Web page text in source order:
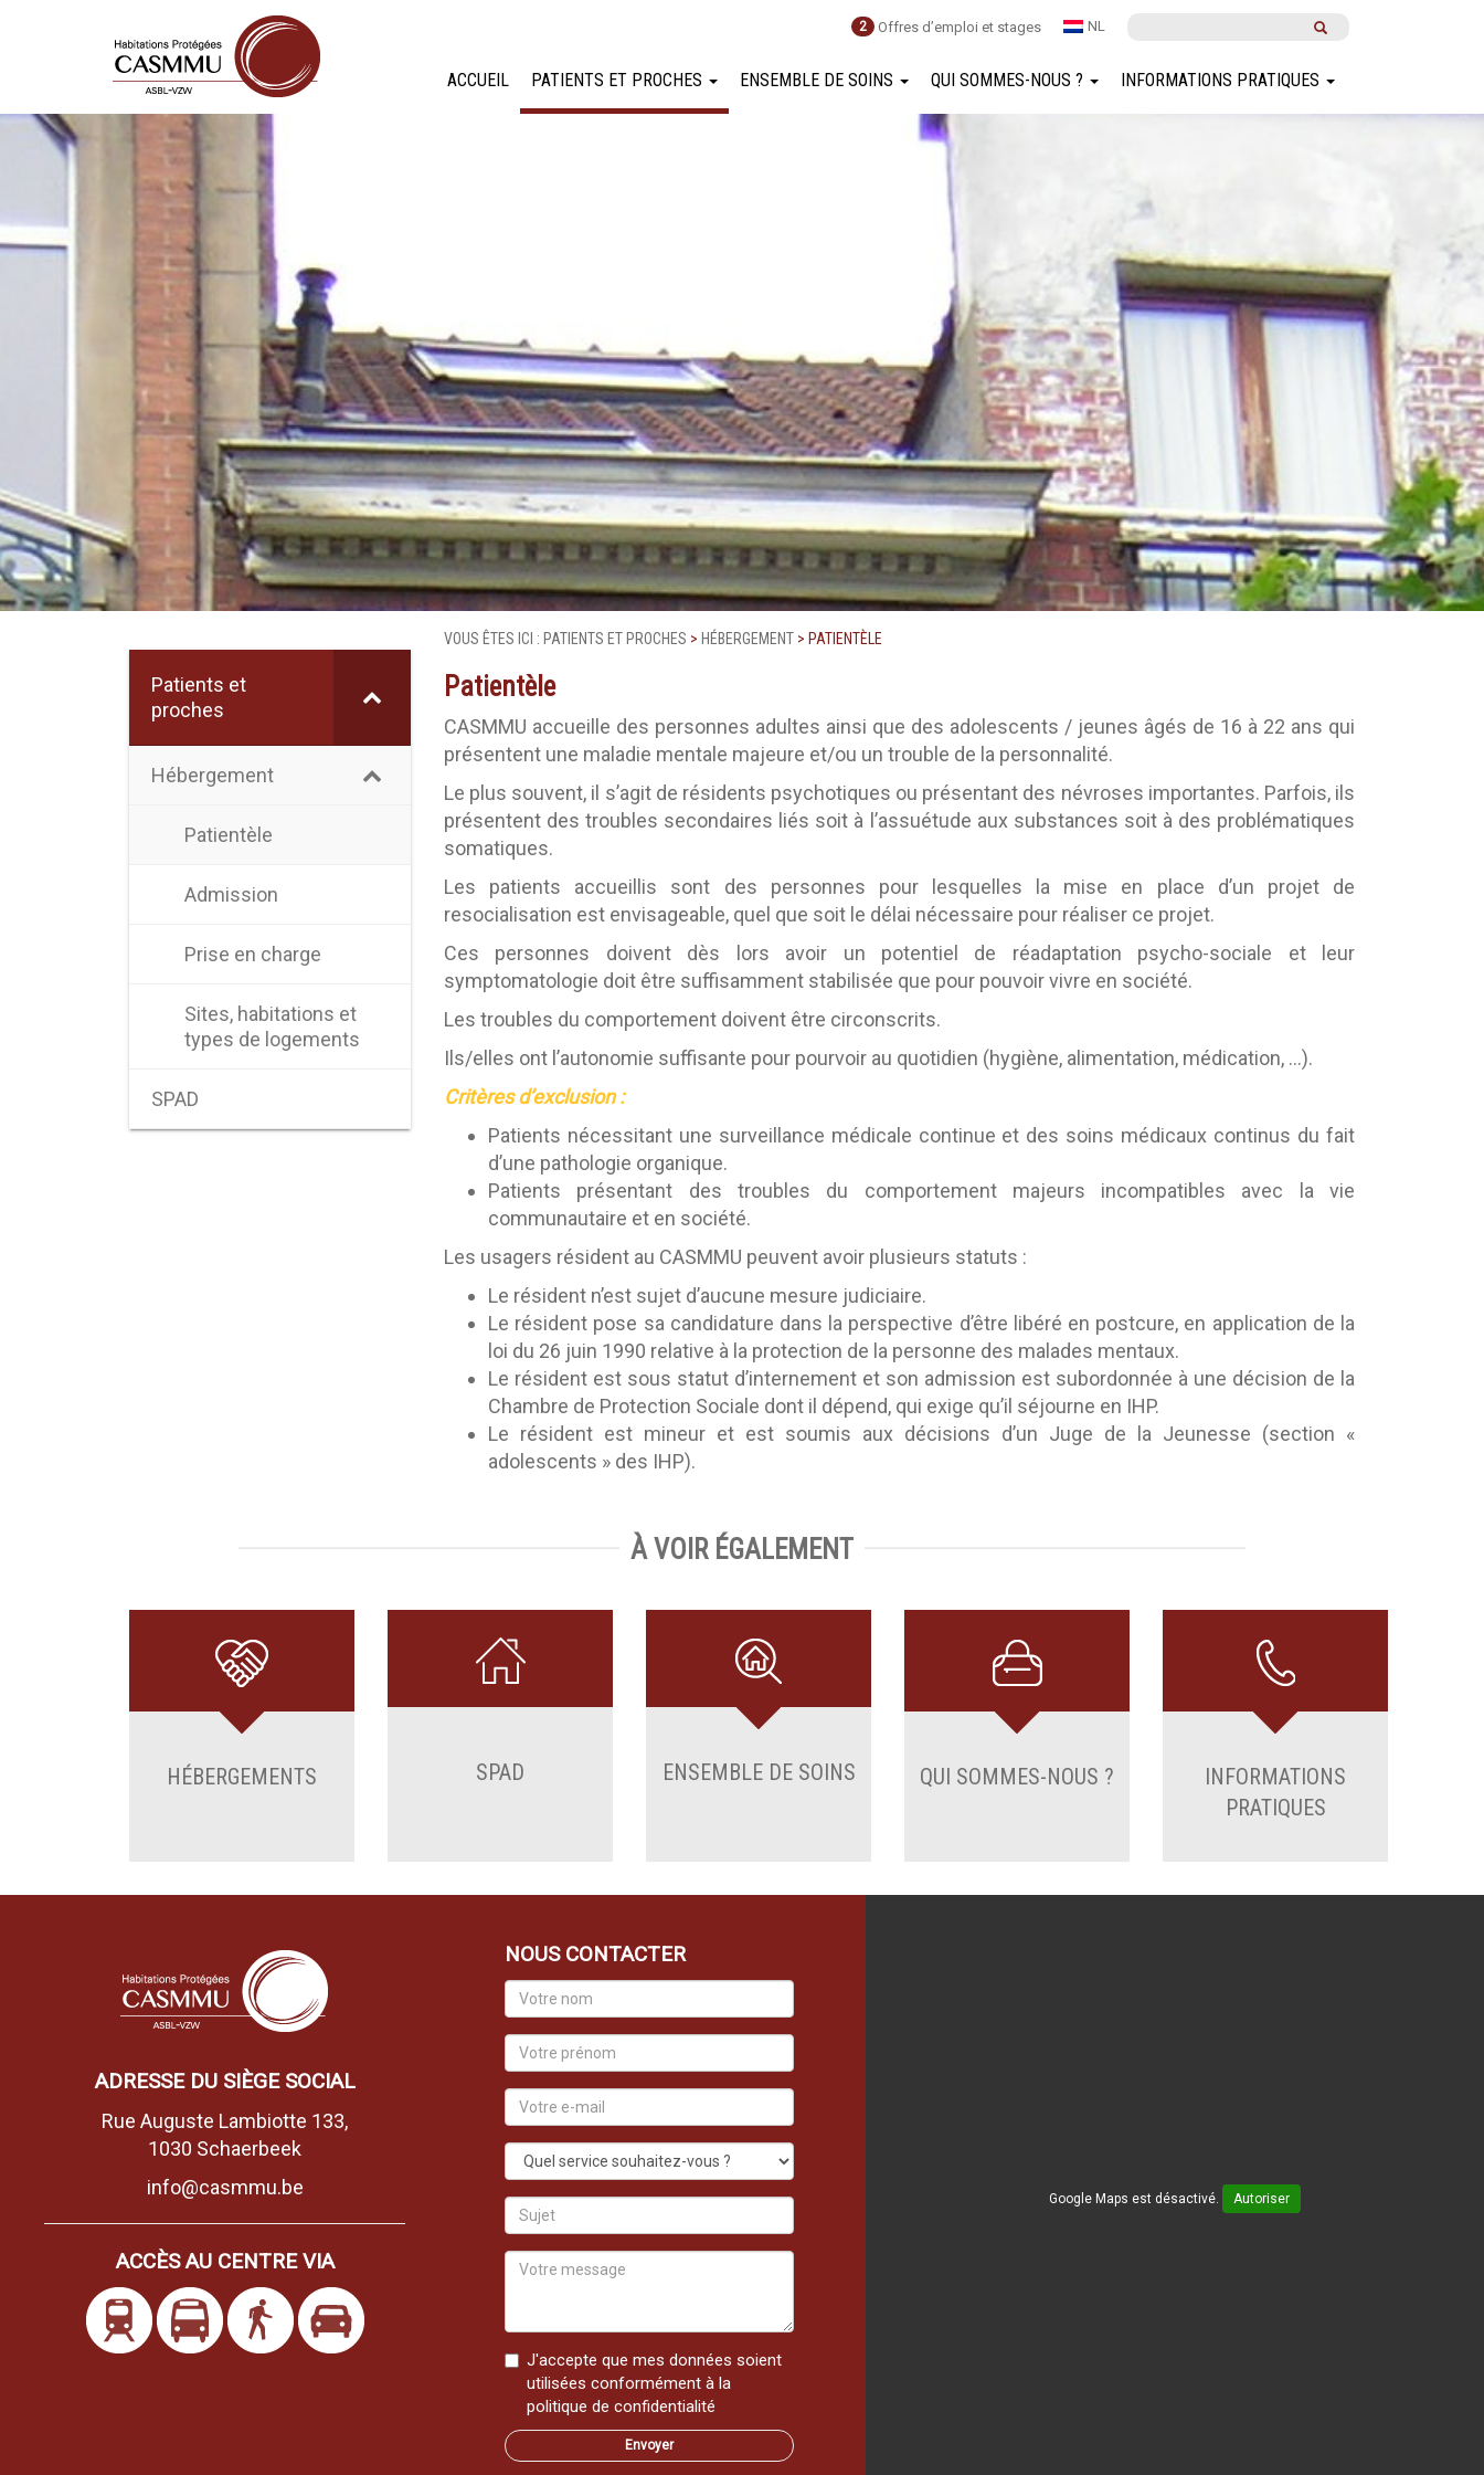
2 Offres d’emploi et stages NL
ACCUEIL PATIENTS ET PROCHES ENSEMBLE DE SOINS QUI SOMMES-NOUS ? INFORMATIONS PRATIQUES
Patients et
proches
Hébergement
Patientèle
Admission
Prise en charge
Sites, habitations et
types de logements
SPAD
VOUS ÊTES ICI : PATIENTS ET PROCHES > HÉBERGEMENT > PATIENTÈLE
Patientèle
CASMMU accueille des personnes adultes ainsi que des adolescents / jeunes âgés de 16 à 22 ans qui
présentent une maladie mentale majeure et/ou un trouble de la personnalité.
Le plus souvent, il s’agit de résidents psychotiques ou présentant des névroses importantes. Parfois, ils
présentent des troubles secondaires liés soit à l’assuétude aux substances soit à des problématiques
somatiques.
Les patients accueillis sont des personnes pour lesquelles la mise en place d’un projet de
resocialisation est envisageable, quel que soit le délai nécessaire pour réaliser ce projet.
Ces personnes doivent dès lors avoir un potentiel de réadaptation psycho-sociale et leur
symptomatologie doit être suffisamment stabilisée que pour pouvoir vivre en société.
Les troubles du comportement doivent être circonscrits.
Ils/elles ont l’autonomie suffisante pour pourvoir au quotidien (hygiène, alimentation, médication, …).
Critères d’exclusion :
Patients nécessitant une surveillance médicale continue et des soins médicaux continus du fait
d’une pathologie organique.
Patients présentant des troubles du comportement majeurs incompatibles avec la vie
communautaire et en société.
Les usagers résident au CASMMU peuvent avoir plusieurs statuts :
Le résident n’est sujet d’aucune mesure judiciaire.
Le résident pose sa candidature dans la perspective d’être libéré en postcure, en application de la
loi du 26 juin 1990 relative à la protection de la personne des malades mentaux.
Le résident est sous statut d’internement et son admission est subordonnée à une décision de la
Chambre de Protection Sociale dont il dépend, qui exige qu’il séjourne en IHP.
Le résident est mineur et est soumis aux décisions d’un Juge de la Jeunesse (section «
adolescents » des IHP).
À VOIR ÉGALEMENT
HÉBERGEMENTS SPAD ENSEMBLE DE SOINS QUI SOMMES-NOUS ?
INFORMATIONS
PRATIQUES
ADRESSE DU SIÈGE SOCIAL
Rue Auguste Lambiotte 133,
1030 Schaerbeek
info@casmmu.be
ACCÈS AU CENTRE VIA
NOUS CONTACTER
Votre
nom
Votre
prénom
Votre
e-
mail
Quel
service
souhaitez-
vous
Sujet
Votre
J'accepte que mes données soient
utilisées conformément à la
politique de confidentialité
Google Maps est désactivé. Autoriser